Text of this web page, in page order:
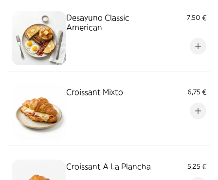
Desayuno Classic
American
7,50 €
Croissant Mixto 6,75 €
Croissant A La Plancha 5,25 €